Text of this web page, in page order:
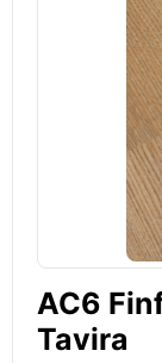
AC6
Tavira